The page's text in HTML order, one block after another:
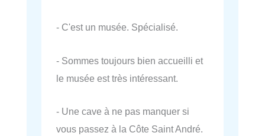
- C'est un musée. Spécialisé.
- Sommes toujours bien accueilli et
le musée est très intéressant.
- Une cave à ne pas manquer si
vous passez à la Côte Saint André.